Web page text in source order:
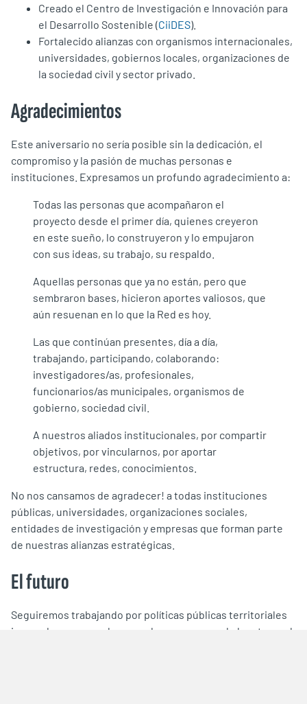
Creado el Centro de Investigación e Innovación para
el Desarrollo Sostenible (CiiDES).
Fortalecido alianzas con organismos internacionales,
universidades, gobiernos locales, organizaciones de
la sociedad civil y sector privado.
Agradecimientos
Este aniversario no sería posible sin la dedicación, el
compromiso y la pasión de muchas personas e
instituciones. Expresamos un profundo agradecimiento a:
Todas las personas que acompañaron el
proyecto desde el primer día, quienes creyeron
en este sueño, lo construyeron y lo empujaron
con sus ideas, su trabajo, su respaldo.
Aquellas personas que ya no están, pero que
sembraron bases, hicieron aportes valiosos, que
aún resuenan en lo que la Red es hoy.
Las que continúan presentes, día a día,
trabajando, participando, colaborando:
investigadores/as, profesionales,
funcionarios/as municipales, organismos de
gobierno, sociedad civil.
A nuestros aliados institucionales, por compartir
objetivos, por vincularnos, por aportar
estructura, redes, conocimientos.
No nos cansamos de agradecer! a todas instituciones
públicas, universidades, organizaciones sociales,
entidades de investigación y empresas que forman parte
de nuestras alianzas estratégicas.
El futuro
Seguiremos trabajando por políticas públicas territoriales
innovadoras, que coloquen a las personas y al planeta en el